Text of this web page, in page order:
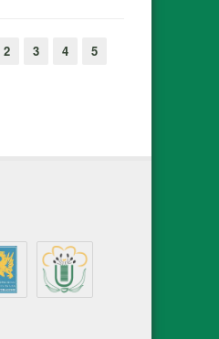
2 3 4
5